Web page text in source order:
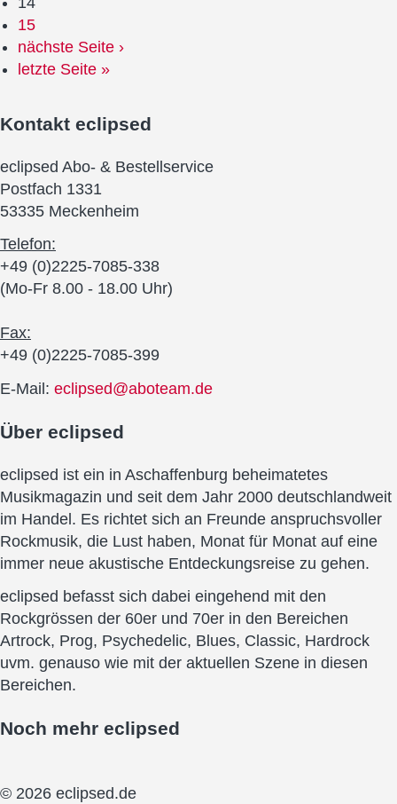
15
nächste Seite ›
letzte Seite »
Kontakt eclipsed
eclipsed Abo- & Bestellservice
Postfach 1331
53335 Meckenheim
Telefon:
+49 (0)2225-7085-338
(Mo-Fr 8.00 - 18.00 Uhr)
Fax:
+49 (0)2225-7085-399
E-Mail: eclipsed@aboteam.de
Über eclipsed
eclipsed ist ein in Aschaffenburg beheimatetes
Musikmagazin und seit dem Jahr 2000 deutschlandweit
im Handel. Es richtet sich an Freunde anspruchsvoller
Rockmusik, die Lust haben, Monat für Monat auf eine
immer neue akustische Entdeckungsreise zu gehen.
eclipsed befasst sich dabei eingehend mit den
Rockgrössen der 60er und 70er in den Bereichen
Artrock, Prog, Psychedelic, Blues, Classic, Hardrock
uvm. genauso wie mit der aktuellen Szene in diesen
Bereichen.
Noch mehr eclipsed
© 2026 eclipsed.de